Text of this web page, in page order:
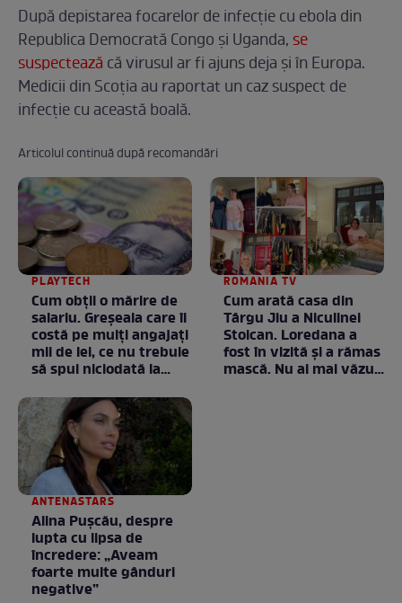
După depistarea focarelor de infecție cu ebola din
Republica Democrată Congo și Uganda, se
suspectează că virusul ar fi ajuns deja și în Europa.
Medicii din Scoția au raportat un caz suspect de
infecție cu această boală.
Articolul continuă după recomandări
PLAYTECH
Cum obții o mărire de
salariu. Greșeala care îi
costă pe mulți angajați
mii de lei, ce nu trebuie
să spui niciodată la
ROMANIA TV
Cum arată casa din
Târgu Jiu a Niculinei
Stoican. Loredana a
fost în vizită și a rămas
mască. Nu ai mai văzut
ANTENASTARS
Alina Pușcău, despre
lupta cu lipsa de
încredere: „Aveam
foarte multe gânduri
negative”